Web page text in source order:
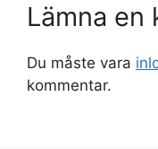
Lämna en
Du måste vara
kommentar.